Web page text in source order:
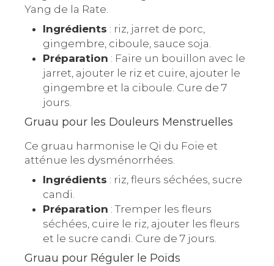
Yang de la Rate.
Ingrédients : riz, jarret de porc,
gingembre, ciboule, sauce soja.
Préparation : Faire un bouillon avec le
jarret, ajouter le riz et cuire, ajouter le
gingembre et la ciboule. Cure de 7
jours.
Gruau pour les Douleurs Menstruelles
Ce gruau harmonise le Qi du Foie et
atténue les dysménorrhées.
Ingrédients : riz, fleurs séchées, sucre
candi.
Préparation : Tremper les fleurs
séchées, cuire le riz, ajouter les fleurs
et le sucre candi. Cure de 7 jours.
Gruau pour Réguler le Poids